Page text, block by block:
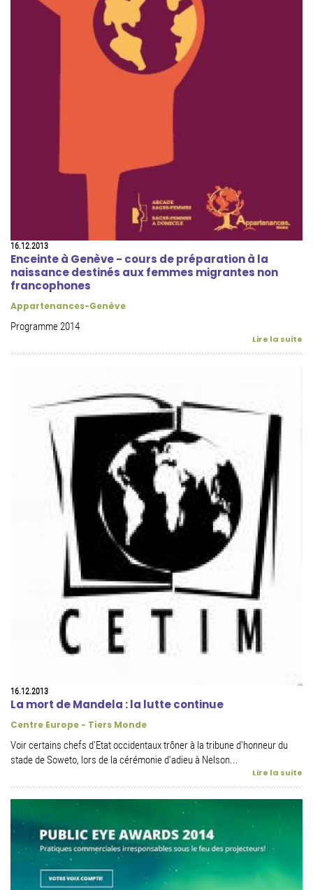
16.12.2013
Enceinte à Genève - cours de préparation à la
naissance destinés aux femmes migrantes non
francophones
Appartenances-Genève
Programme 2014
Lire la suite
16.12.2013
La mort de Mandela : la lutte continue
Centre Europe - Tiers Monde
Voir certains chefs d'Etat occidentaux trôner à la tribune d'honneur du
stade de Soweto, lors de la cérémonie d'adieu à Nelson...
Lire la suite